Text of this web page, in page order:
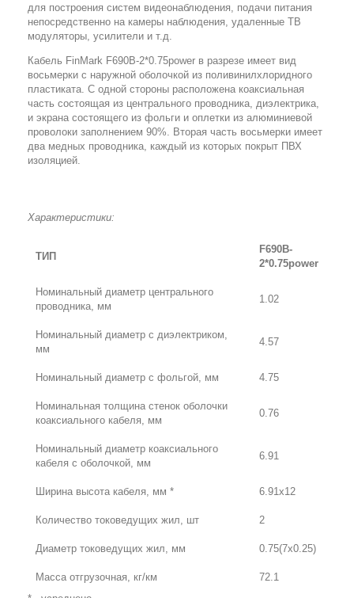
для построения систем видеонаблюдения, подачи питания
непосредственно на камеры наблюдения, удаленные ТВ
модуляторы, усилители и т.д.
Кабель FinMark F690B-2*0.75power в разрезе имеет вид
восьмерки с наружной оболочкой из поливинилхлоридного
пластиката. С одной стороны расположена коаксиальная
часть состоящая из центрального проводника, диэлектрика,
и экрана состоящего из фольги и оплетки из алюминиевой
проволоки заполнением 90%. Вторая часть восьмерки имеет
два медных проводника, каждый из которых покрыт ПВХ
изоляцией.
Характеристики:
ТИП
F690B-
2*0.75power
Номинальный диаметр центрального
проводника, мм
1.02
Номинальный диаметр с диэлектриком,
мм
4.57
Номинальный диаметр с фольгой, мм 4.75
Номинальная толщина стенок оболочки
коаксиального кабеля, мм
0.76
Номинальный диаметр коаксиального
кабеля с оболочкой, мм
6.91
Ширина высота кабеля, мм * 6.91x12
Количество токоведущих жил, шт 2
Диаметр токоведущих жил, мм 0.75(7x0.25)
Масса отгрузочная, кг/км
72.1